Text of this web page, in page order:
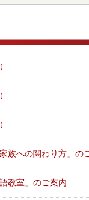
族への関わり方」の
教室」のご案内